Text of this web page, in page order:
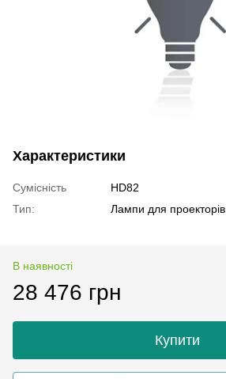
Характеристики
Сумісність
HD82
Тип:
Лампи для проекторів
В наявності
28 476 грн
Купити